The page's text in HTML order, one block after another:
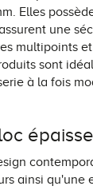
Elles
une
multipoints
sont
à la fois
ainsi qu'une